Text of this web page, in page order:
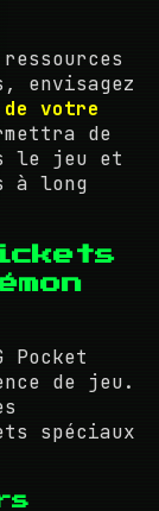
envisagez
votre
de
le jeu et
à long
Pocket
de jeu.
spéciaux